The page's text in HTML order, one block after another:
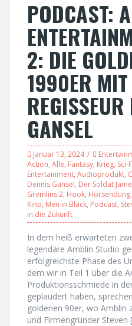
PODCAST:
2: DIE
1990ER
GANSEL
Januar 13, 2024
Action, Alle, Fantasy, Krieg, Sci-
Entertainment, Audioprodukt,
Dennis Gansel, Der Soldat
Gremlins 2, Hook, Hörsendung,
Kino, Men in Black, Podcast,
in die Zukunft
In dem heiß erwarteten
legendäre Amblin Studio
erfolgreichste Phase des
dem wir in Teil 1 über die
Produktionsschmiede in
geplaudert haben,
goldenen 90er, wo Amblin
und Firmengründer Steven